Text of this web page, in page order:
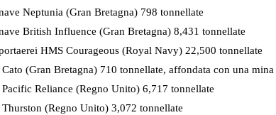
Neptunia (Gran Bretagna) 798 tonnellate
British Influence (Gran Bretagna) 8,431 tonnellate
HMS Courageous (Royal Navy) 22,500 tonnellate
(Gran Bretagna) 710 tonnellate, affondata con una mina
Reliance (Regno Unito) 6,717 tonnellate
(Regno Unito) 3,072 tonnellate